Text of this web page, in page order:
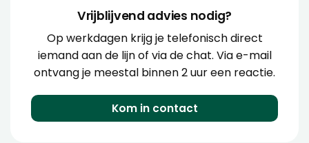
Vrijblijvend advies nodig?
Op werkdagen krijg je telefonisch direct
iemand aan de lijn of via de chat. Via e-mail
ontvang je meestal binnen 2 uur een reactie.
Kom in contact